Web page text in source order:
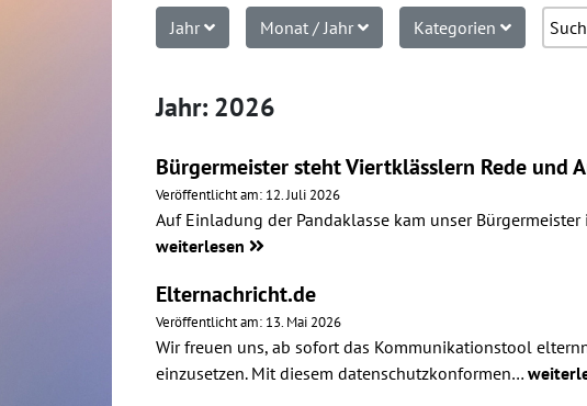
Jahr Monat / Jahr Kategorien
Jahr: 2026
Bürgermeister steht Viertklässlern Rede und
Veröffentlicht am: 12. Juli 2026
Auf Einladung der Pandaklasse kam unser
weiterlesen
Elternachricht.de
Veröffentlicht am: 13. Mai 2026
Wir freuen uns, ab sofort das Kommunikationstool
einzusetzen. Mit diesem datenschutzkonformen…